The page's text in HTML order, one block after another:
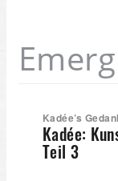
Kadée’s
Kadée:
Teil 3